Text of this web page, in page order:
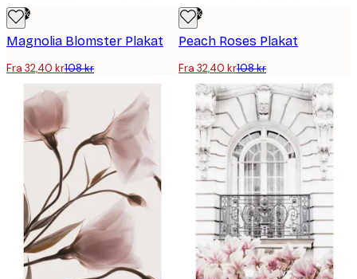
-70%
Magnolia Blomster Plakat
Fra 32,40 kr108 kr
-70%
Peach Roses Plakat
Fra 32,40 kr108 kr